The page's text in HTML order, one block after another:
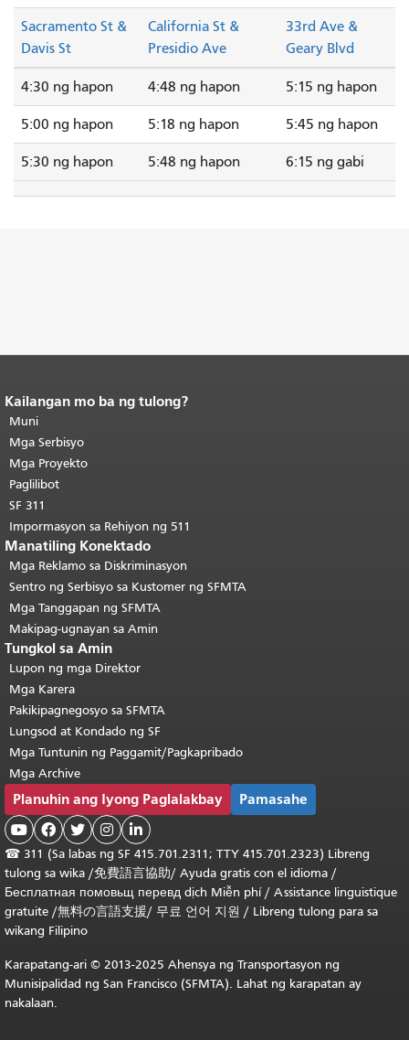
Sacramento St &
Davis St
California St &
Presidio Ave
33rd Ave &
Geary Blvd
4:30 ng hapon 4:48 ng hapon 5:15 ng hapon
5:00 ng hapon 5:18 ng hapon 5:45 ng hapon
5:30 ng hapon 5:48 ng hapon 6:15 ng gabi
Katapusan ng nilalaman ng
pahina.
pahinang ito ay nauulit sa bawat
pahina.Bumalik sa tuktok ng
pangunahing nilalaman
Kailangan mo ba ng tulong?
Muni
Mga Serbisyo
Mga Proyekto
Paglilibot
SF 311
Impormasyon sa Rehiyon ng 511
Manatiling Konektado
Mga Reklamo sa Diskriminasyon
Sentro ng Serbisyo sa Kustomer ng SFMTA
Mga Tanggapan ng SFMTA
Makipag-ugnayan sa Amin
Tungkol sa Amin
Lupon ng mga Direktor
Mga Karera
Pakikipagnegosyo sa SFMTA
Lungsod at Kondado ng SF
Mga Tuntunin ng Paggamit/Pagkapribado
Mga Archive
Planuhin ang Iyong Paglalakbay Pamasahe
    
☎ 311 (Sa labas ng SF 415.701.2311; TTY 415.701.2323) Libreng
tulong sa wika /免費語言協助/ Ayuda gratis con el idioma /
Бесплатная помовьщ перевд dịch Miễn phí/ Assistance linguistique
gratuite /無料の言語支援/ 무료 언어 지원 / Libreng tulong para sa
wikang Filipino
Karapatang-ari © 2013-2025 Ahensya ng Transportasyon ng
Munisipalidad ng San Francisco (SFMTA). Lahat ng karapatan ay
nakalaan.